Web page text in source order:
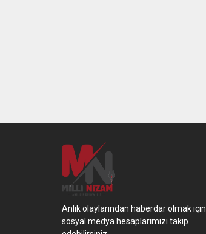
Anlık olaylarından haberdar olmak için
sosyal medya hesaplarımızı takip